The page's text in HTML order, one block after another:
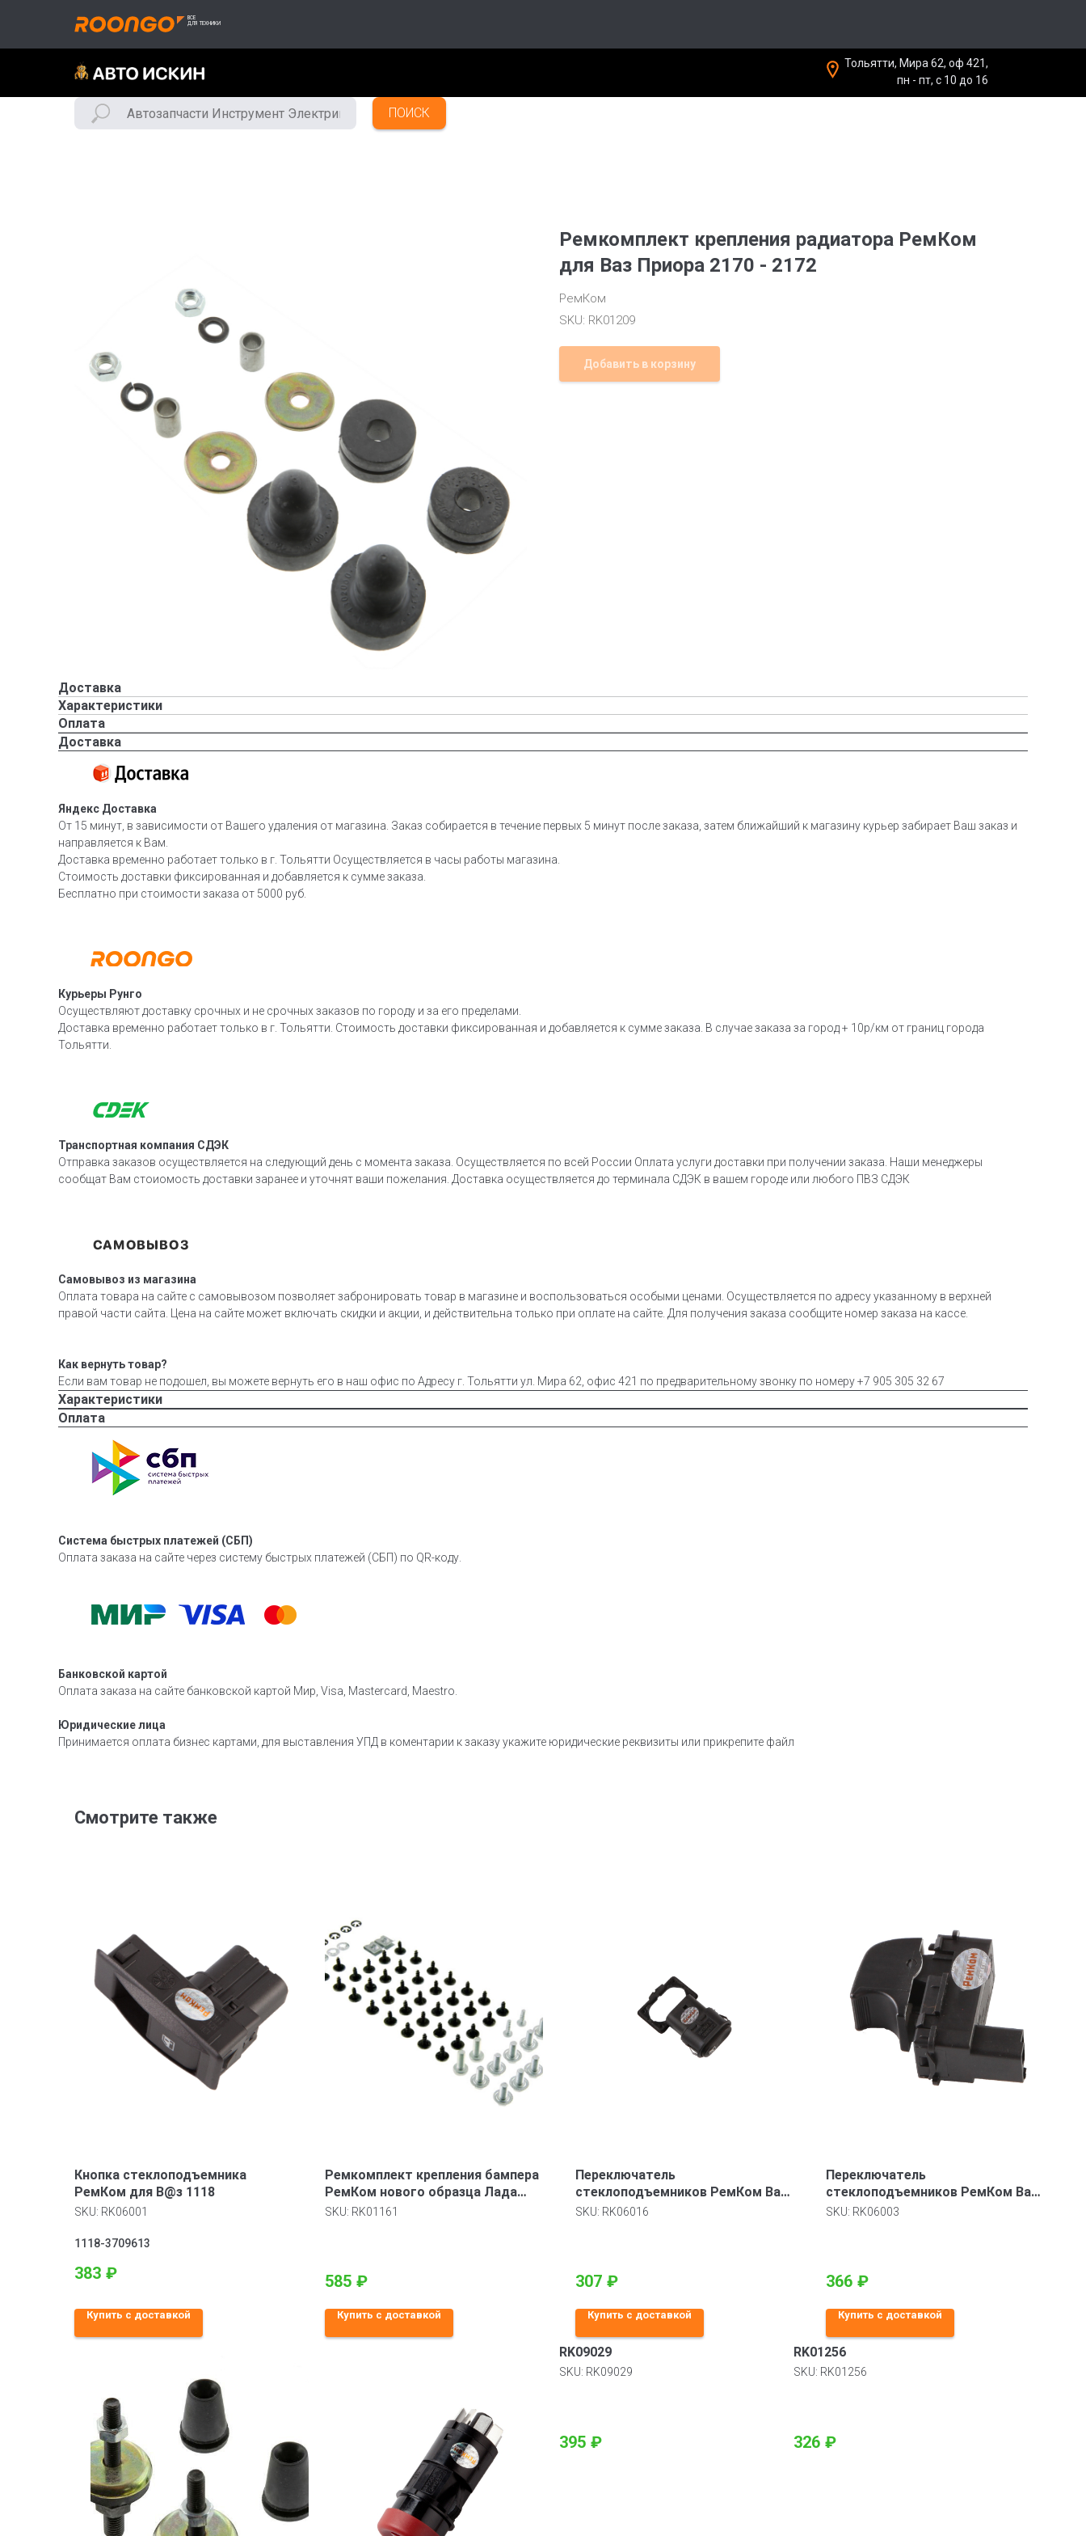
Тольятти, Мира 62, оф 421,
пн - пт, с 10 до 16
ПОИСК
Ремкомплект крепления радиатора РемКом
для Ваз Приора 2170 - 2172
РемКом
SKU: RK01209
Добавить в корзину
Доставка
Характеристики
Оплата
Доставка
Яндекс Доставка
От 15 минут, в зависимости от Вашего удаления от магазина. Заказ собирается в течение первых 5 минут после заказа, затем ближайший к магазину курьер забирает Ваш заказ и
направляется к Вам.
Доставка временно работает только в г. Тольятти Осуществляется в часы работы магазина.
Стоимость доставки фиксированная и добавляется к сумме заказа.
Бесплатно при стоимости заказа от 5000 руб.
Курьеры Рунго
Осуществляют доставку срочных и не срочных заказов по городу и за его пределами.
Доставка временно работает только в г. Тольятти. Стоимость доставки фиксированная и добавляется к сумме заказа. В случае заказа за город + 10р/км от границ города
Тольятти.
Транспортная компания СДЭК
Отправка заказов осуществляется на следующий день с момента заказа. Осуществляется по всей России Оплата услуги доставки при получении заказа. Наши менеджеры
сообщат Вам стоиомость доставки заранее и уточнят ваши пожелания. Доставка осуществляется до терминала СДЭК в вашем городе или любого ПВЗ СДЭК
Самовывоз из магазина
Оплата товара на сайте с самовывозом позволяет забронировать товар в магазине и воспользоваться особыми ценами. Осуществляется по адресу указанному в верхней
правой части сайта. Цена на сайте может включать скидки и акции, и действительна только при оплате на сайте. Для получения заказа сообщите номер заказа на кассе.
Как вернуть товар?
Если вам товар не подошел, вы можете вернуть его в наш офис по Адресу г. Тольятти ул. Мира 62, офис 421 по предварительному звонку по номеру +7 905 305 32 67
Характеристики
Оплата
Система быстрых платежей (СБП)
Оплата заказа на сайте через систему быстрых платежей (СБП) по QR-коду.
Банковской картой
Оплата заказа на сайте банковской картой Мир, Visa, Mastercard, Maestro.
Юридические лица
Принимается оплата бизнес картами, для выставления УПД в коментарии к заказу укажите юридические реквизиты или прикрепите файл
Смотрите также
Кнопка стеклоподъемника
РемКом для В@з 1118
SKU: RK06001
1118-3709613
383 ₽
Купить с доставкой
Ремкомплект крепления бампера
РемКом нового образца Лада
Приора 2170-2172
SKU: RK01161
585 ₽
Купить с доставкой
Переключатель
стеклоподъемников РемКом Ваз
21093 с рамкой
SKU: RK06016
307 ₽
Купить с доставкой
Переключатель
стеклоподъемников РемКом Ваз
Приора 2170
SKU: RK06003
366 ₽
Купить с доставкой
RK09029
SKU: RK09029
395 ₽
RK01256
SKU: RK01256
326 ₽